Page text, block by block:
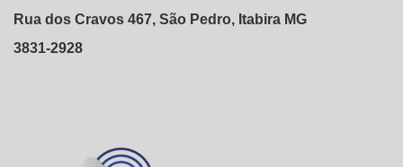
Rua dos Cravos 467, São Pedro, Itabira MG
3831-2928